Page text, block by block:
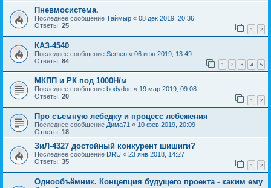
Пневмосистема.
Последнее сообщение Таймыр « 08 дек 2019, 20:36
Ответы: 25 1 2
КАЗ-4540
Последнее сообщение Semen « 06 июн 2019, 13:49
Ответы: 84 1 2 3 4 5
МКПП и РК под 1000Н/м
Последнее сообщение bodydoc « 19 мар 2019, 09:08
Ответы: 20 1 2
Про съемную лебедку и процесс лебежения
Последнее сообщение Дима71 « 10 фев 2019, 20:09
Ответы: 18
ЗиЛ-4327 достойный конкурент шишиги?
Последнее сообщение DRU « 23 янв 2018, 14:27
Ответы: 35 1 2
Однообъёмник. Концепция будущего проекта - каким ему